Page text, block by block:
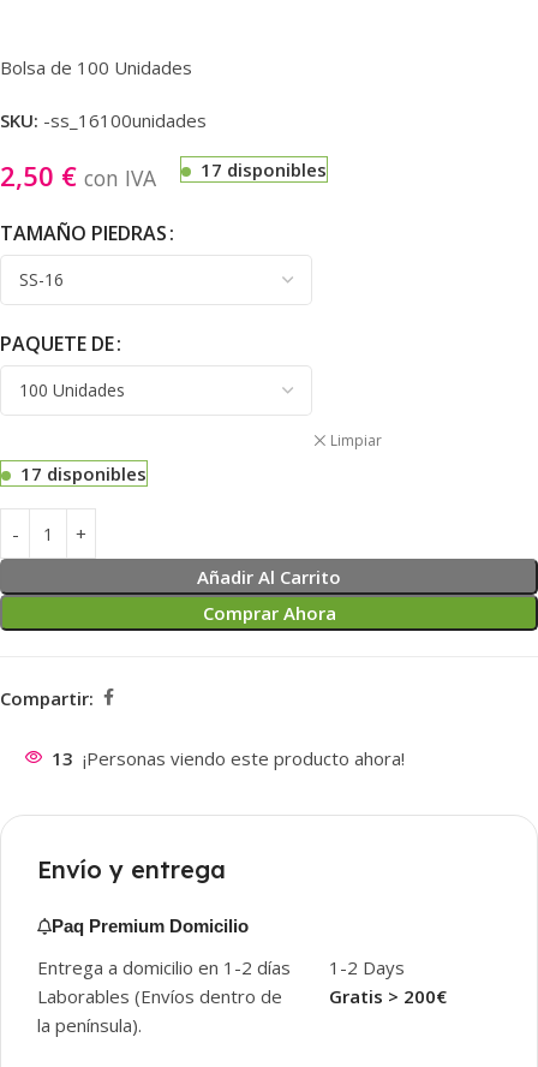
Bolsa de 100 Unidades
SKU: -ss_16100unidades
2,50 € con IVA 17 disponibles
TAMAÑO PIEDRAS
PAQUETE DE
Limpiar
17 disponibles
Añadir Al Carrito
Comprar Ahora
Compartir:
13 ¡Personas viendo este producto ahora!
Envío y entrega
Paq Premium Domicilio
Entrega a domicilio en 1-2 días
Laborables (Envíos dentro de
la península).
1-2 Days
Gratis > 200€